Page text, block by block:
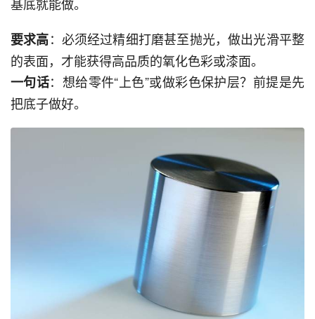
要求高：必须经过精细打磨甚至抛光，做出光滑平整
的表面，才能获得高品质的氧化色彩或漆面。
一句话：想给零件“上色”或做彩色保护层？前提是先
把底子做好。